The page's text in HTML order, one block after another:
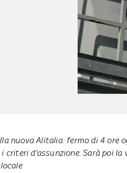
nuova Alitalia: fermo di 4 ore
criteri d'assunzione. Sarà poi